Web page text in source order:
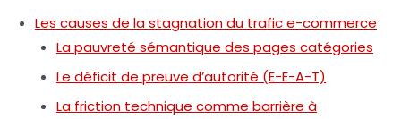
Les causes de la stagnation du trafic e-commerce
La pauvreté sémantique des pages catégories
Le déficit de preuve d’autorité (E-E-A-T)
La friction technique comme barrière à